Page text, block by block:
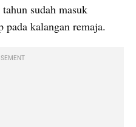
sudah masuk
kalangan remaja.